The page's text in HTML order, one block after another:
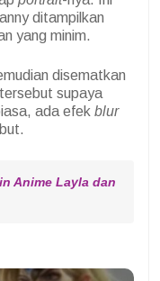
ditampilkan
yang minim.
disematkan
supaya
ada efek blur
Anime Layla dan